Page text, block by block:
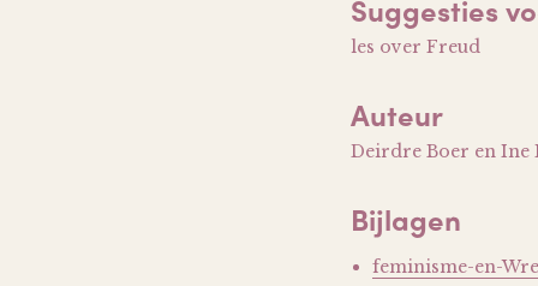
Suggesties
les over Freud
Auteur
Deirdre Boer en Ine
Bijlagen
feminisme-en-